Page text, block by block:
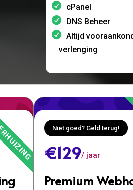
cPanel
DNS Beheer
Altijd
verlenging
Niet goed? Geld terug!
€129/ jaar
Premium